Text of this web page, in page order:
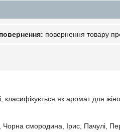
повернення товару
як аромат для жінок
смородина, Ірис, Пачулі,